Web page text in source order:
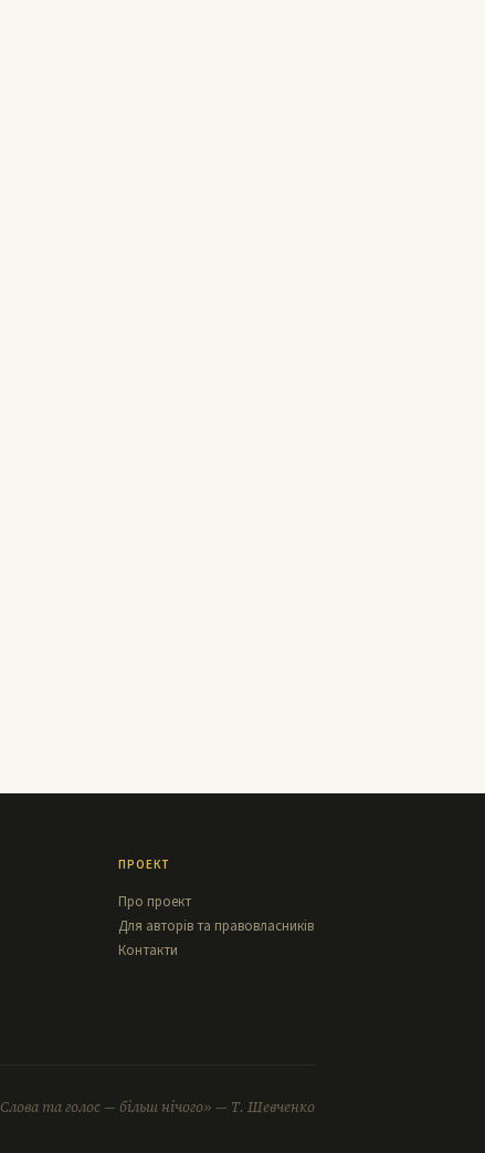
ПРОЕКТ
Про проект
Для авторів та правовласників
Контакти
та голос — більш нічого» — Т. Шевченко